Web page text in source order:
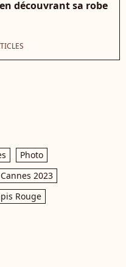
découvrant sa robe
Photo
2023
Rouge